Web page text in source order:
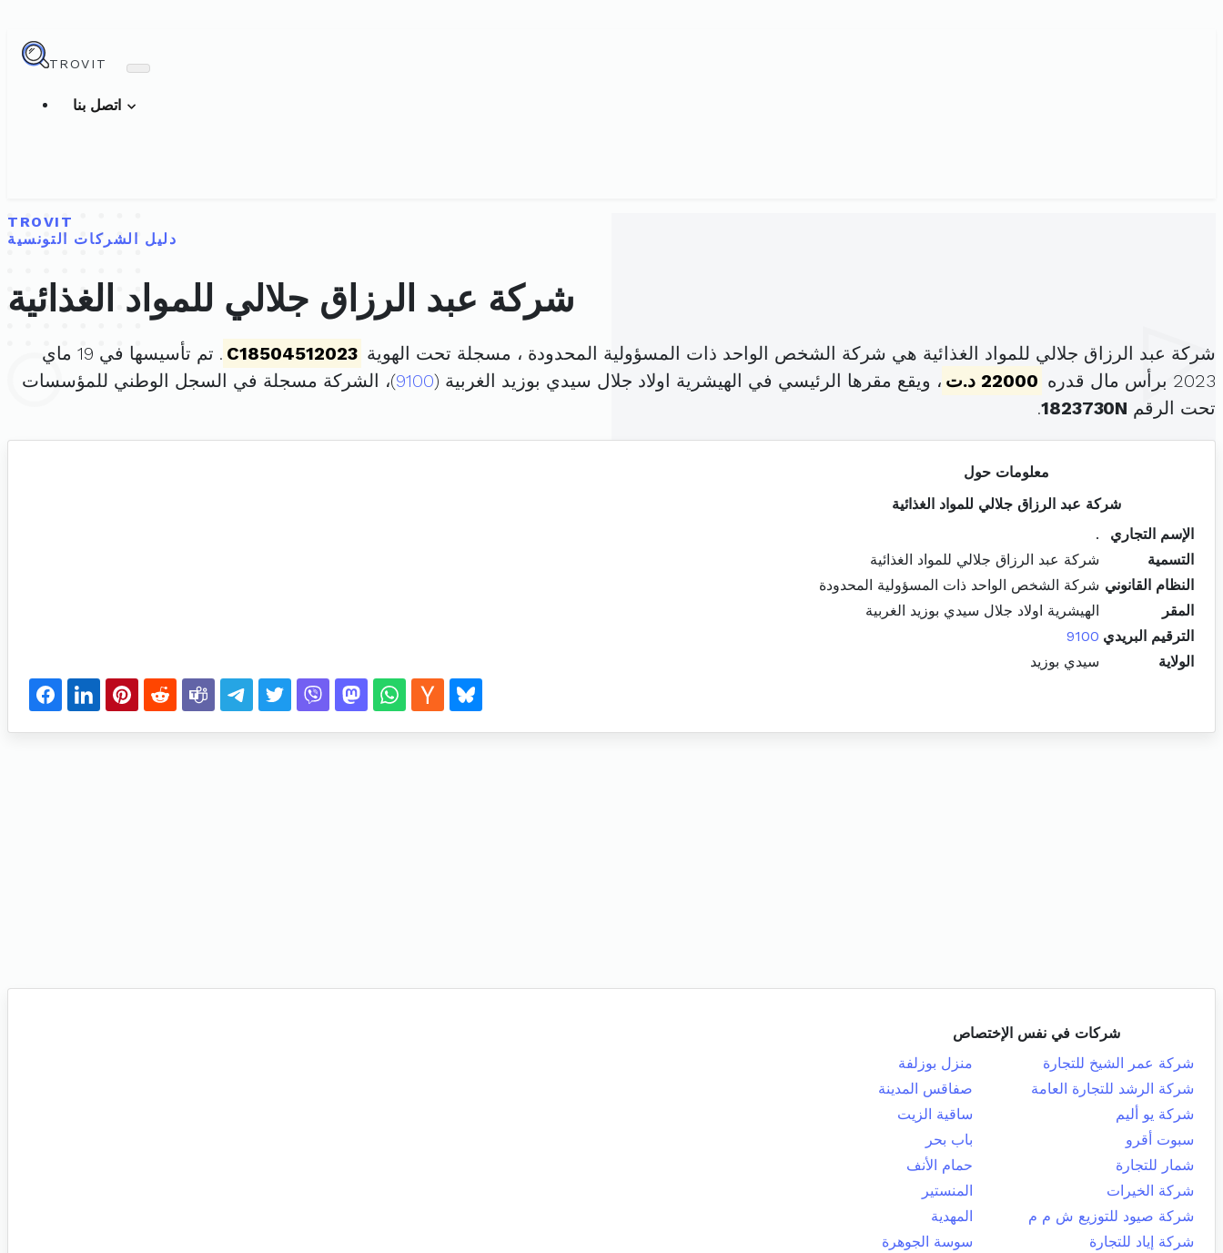
TROVIT
TROVIT
دليل الشركات التونسية
شركة عبد الرزاق جلالي للمواد الغذائية
شركة عبد الرزاق جلالي للمواد الغذائية هي شركة الشخص الواحد ذات المسؤولية المحدودة ، مسجلة تحت الهوية C18504512023
. تم تأسيسها في 19 ماي
2023 برأس مال قدره
22000 د.ت ، ويقع مقرها الرئيسي في الهيشرية اولاد جلال سيدي بوزيد الغربية (9100)، الشركة مسجلة في السجل الوطني للمؤسسات
تحت الرقم 1823730N
.
معلومات حول
شركة عبد الرزاق جلالي للمواد الغذائية
الإسم التجاري
.
التسمية
شركة عبد الرزاق جلالي للمواد الغذائية
النظام القانوني شركة الشخص الواحد ذات المسؤولية المحدودة
المقر
الهيشرية اولاد جلال سيدي بوزيد الغربية
الترقيم البريدي 9100
الولاية
سيدي بوزيد
شركات في نفس الإختصاص
شركة عمر الشيخ للتجارة
منزل بوزلفة
شركة الرشد للتجارة العامة
صفاقس المدينة
شركة يو أليم
ساقية الزيت
سبوت أقرو
باب بحر
شمار للتجارة
حمام الأنف
شركة الخيرات
المنستير
شركة صيود للتوزيع ش م م
المهدية
شركة إياد للتجارة
سوسة الجوهرة